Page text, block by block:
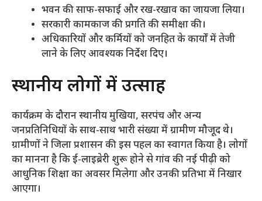
​भवन की साफ-सफाई और रख-रखाव का जायजा लिया।
​सरकारी कामकाज की प्रगति की समीक्षा की।
​अधिकारियों और कर्मियों को जनहित के कार्यों में तेजी
लाने के लिए आवश्यक निर्देश दिए।
​स्थानीय लोगों में उत्साह
​कार्यक्रम के दौरान स्थानीय मुखिया, सरपंच और अन्य
जनप्रतिनिधियों के साथ-साथ भारी संख्या में ग्रामीण मौजूद थे।
ग्रामीणों ने जिला प्रशासन की इस पहल का स्वागत किया है। लोगों
का मानना है कि ई-लाइब्रेरी शुरू होने से गांव की नई पीढ़ी को
आधुनिक शिक्षा का अवसर मिलेगा और उनकी प्रतिभा में निखार
आएगा।